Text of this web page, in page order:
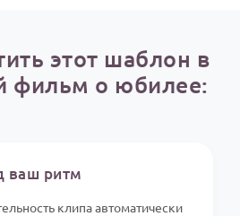
этот шаблон в
фильм о юбилее:
ваш ритм
клипа автоматически